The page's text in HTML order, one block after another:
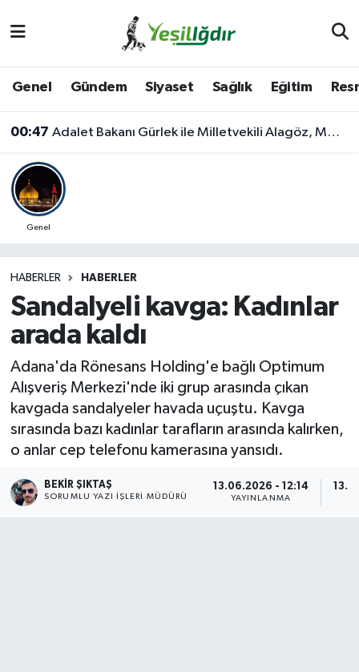
Genel Gündem Siyaset Sağlık Eğitim
00:47 Adalet Bakanı Gürlek ile Milletvekili Alagöz, MHP İl Başkanlığını Ziyaret Etti
Genel
HABERLER HABERLER
Sandalyeli kavga: Kadınlar
arada kaldı
Adana'da Rönesans Holding'e bağlı Optimum
Alışveriş Merkezi'nde iki grup arasında çıkan
kavgada sandalyeler havada uçuştu. Kavga
sırasında bazı kadınlar tarafların arasında kalırken,
o anlar cep telefonu kamerasına yansıdı.
BEKIR ŞIKTAŞ
SORUMLU YAZI İŞLERI MÜDÜRÜ
13.06.2026 - 12:14
YAYINLANMA
Iğdır Trafik Yoğunluk Haritası
Süper Lig Puan Durumu ve Fikstür
Son Dakika Haberleri
Haber Arşivi